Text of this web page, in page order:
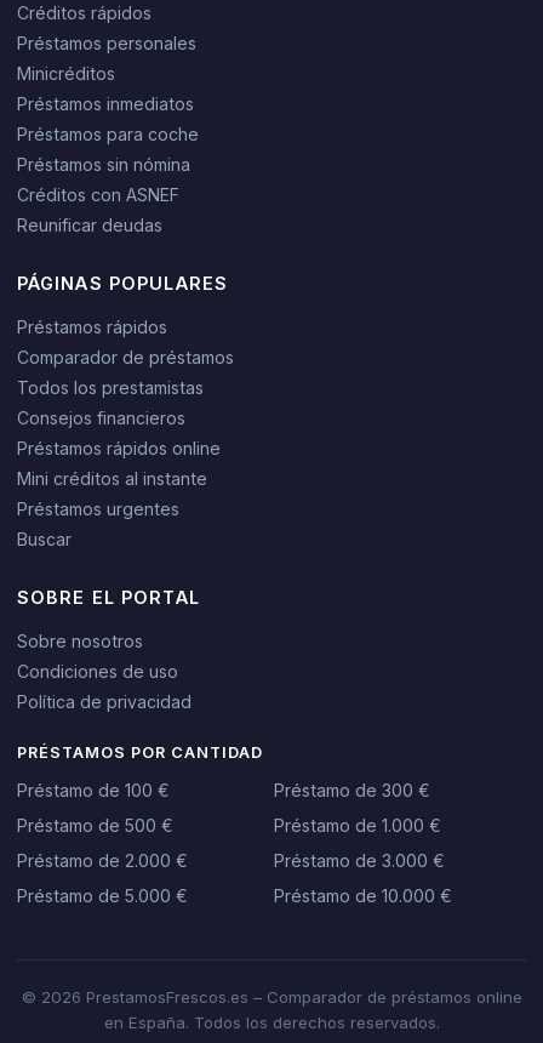
Créditos rápidos
Préstamos personales
Minicréditos
Préstamos inmediatos
Préstamos para coche
Préstamos sin nómina
Créditos con ASNEF
Reunificar deudas
PÁGINAS POPULARES
Préstamos rápidos
Comparador de préstamos
Todos los prestamistas
Consejos financieros
Préstamos rápidos online
Mini créditos al instante
Préstamos urgentes
Buscar
SOBRE EL PORTAL
Sobre nosotros
Condiciones de uso
Política de privacidad
PRÉSTAMOS POR CANTIDAD
Préstamo de 100 €
Préstamo de 300 €
Préstamo de 500 €
Préstamo de 1.000 €
Préstamo de 2.000 €
Préstamo de 3.000 €
Préstamo de 5.000 €
Préstamo de 10.000 €
© 2026 PrestamosFrescos.es – Comparador de préstamos online
en España. Todos los derechos reservados.